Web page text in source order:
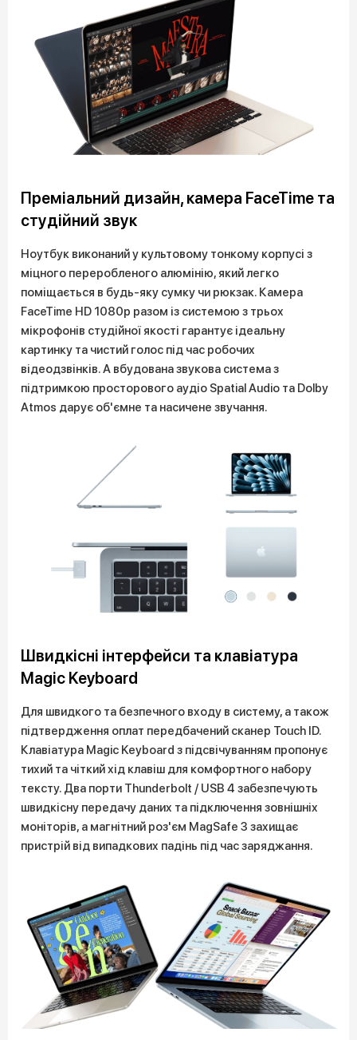
Преміальний дизайн, камера FaceTime та
студійний звук
Ноутбук виконаний у культовому тонкому корпусі з
міцного переробленого алюмінію, який легко
поміщається в будь-яку сумку чи рюкзак. Камера
FaceTime HD 1080p разом із системою з трьох
мікрофонів студійної якості гарантує ідеальну
картинку та чистий голос під час робочих
відеодзвінків. А вбудована звукова система з
підтримкою просторового аудіо Spatial Audio та Dolby
Atmos дарує об'ємне та насичене звучання.
Швидкісні інтерфейси та клавіатура
Magic Keyboard
Для швидкого та безпечного входу в систему, а також
підтвердження оплат передбачений сканер Touch ID.
Клавіатура Magic Keyboard з підсвічуванням пропонує
тихий та чіткий хід клавіш для комфортного набору
тексту. Два порти Thunderbolt / USB 4 забезпечують
швидкісну передачу даних та підключення зовнішніх
моніторів, а магнітний роз'єм MagSafe 3 захищає
пристрій від випадкових падінь під час заряджання.